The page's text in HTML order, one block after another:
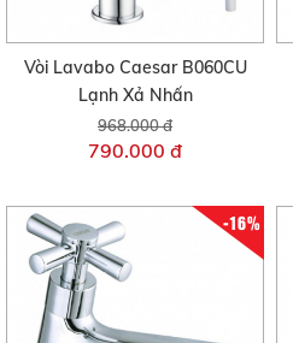
Vòi Lavabo Caesar B060CU
Lạnh Xả Nhấn
968.000 đ
790.000 đ
-16%